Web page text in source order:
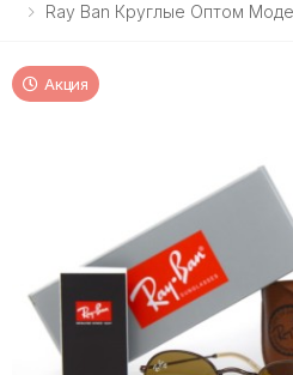
Ray Ban Круглые Оптом
Акция